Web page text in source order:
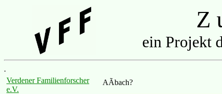
Z
ein Projekt
.
Verdener Familienforscher
e.V.
AÃbach?